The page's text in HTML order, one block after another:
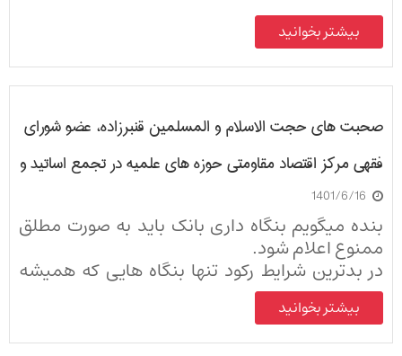
بیشتر بخوانید
صحبت های حجت الاسلام و المسلمین قنبرزاده، عضو شورای
فقهی مرکز اقتصاد مقاومتی حوزه های علمیه در تجمع اساتید و
فضلای حوزه علمیه قم در نقد طرح بانکداری مجلس...یکشنبه
13/6/1401
1401/6/16
بنده میگویم بنگاه داری بانک باید به صورت مطلق
ممنوع اعلام شود.
در بدترین شرایط رکود تنها بنگاه هایی که همیشه
عین قارچ در حال رشد کردن هستند ،و هیچ وقت
رکود در آنها معنا ندارد موسسات مالی و اعتباری
بانکها هستند.
بیشتر بخوانید